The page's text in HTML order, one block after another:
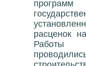
расценок
Работы